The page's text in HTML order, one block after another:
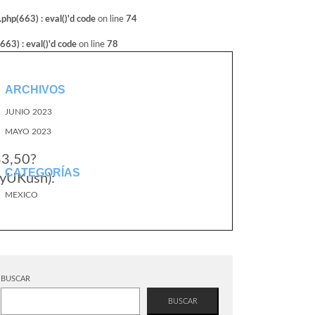
: eval()'d code on line 74
: eval()'d code on line 78
ARCHIVOS
JUNIO 2023
MAYO 2023
CATEGORÍAS
MEXICO
BUSCAR
BUSCAR